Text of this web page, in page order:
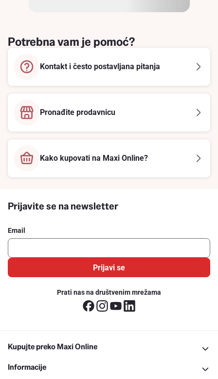
Potrebna vam je pomoć?
Kontakt i često postavljana pitanja
Pronađite prodavnicu
Kako kupovati na Maxi Online?
Prijavite se na newsletter
Email
Prijavi se
Prati nas na društvenim mrežama
Kupujte preko Maxi Online
Informacije